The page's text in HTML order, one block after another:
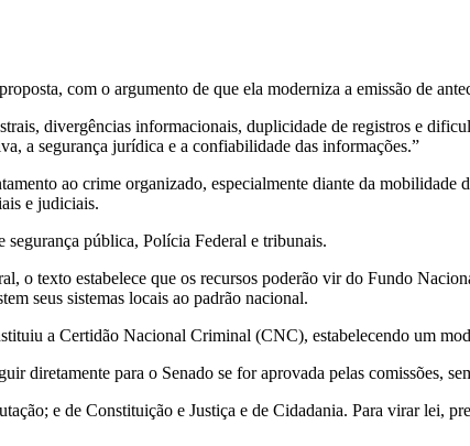
com o argumento de que ela moderniza a emissão de
divergências informacionais, duplicidade de registros e
a segurança jurídica e a confiabilidade das informações.”
ao crime organizado, especialmente diante da mobilidade
e judiciais.
segurança pública, Polícia Federal e tribunais.
o texto estabelece que os recursos poderão vir do Fundo
seus sistemas locais ao padrão nacional.
a Certidão Nacional Criminal (CNC), estabelecendo um
diretamente para o Senado se for aprovada pelas comissões,
e de Constituição e Justiça e de Cidadania. Para virar lei,